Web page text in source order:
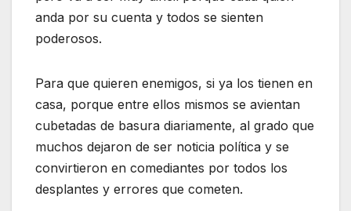
anda por su cuenta y todos se sienten
poderosos.
Para que quieren enemigos, si ya los tienen en
casa, porque entre ellos mismos se avientan
cubetadas de basura diariamente, al grado que
muchos dejaron de ser noticia política y se
convirtieron en comediantes por todos los
desplantes y errores que cometen.